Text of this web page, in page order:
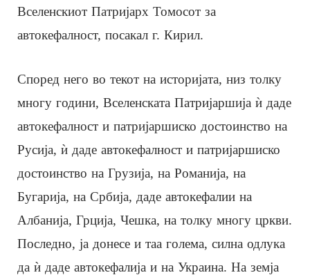
Вселенскиот Патријарх Томосот за
автокефалност, посакал г. Кирил.
Според него во текот на историјата, низ толку
многу години, Вселенската Патријаршија ѝ даде
автокефалност и патријаршиско достоинство на
Русија, ѝ даде автокефалност и патријаршиско
достоинство на Грузија, на Романија, на
Бугарија, на Србија, даде автокефалии на
Албанија, Грција, Чешка, на толку многу цркви.
Последно, ја донесе и таа голема, силна одлука
да ѝ даде автокефалија и на Украина. На земја